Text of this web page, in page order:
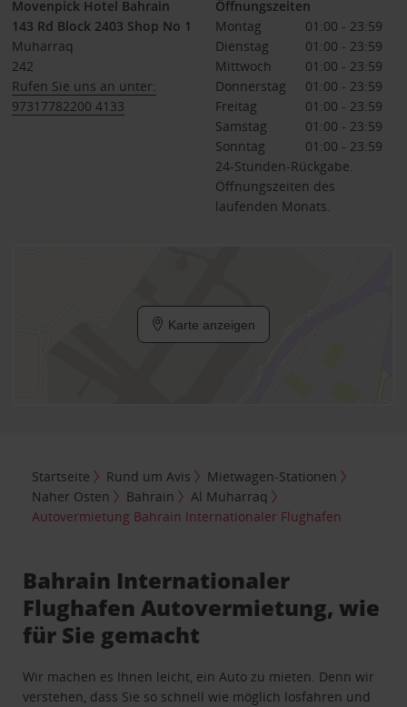
Movenpick Hotel Bahrain
143 Rd Block 2403 Shop No 1
Muharraq
242
Rufen Sie uns an unter:
97317782200 4133
Öffnungszeiten
Montag
01:00 - 23:59
Dienstag
01:00 - 23:59
Mittwoch
01:00 - 23:59
Donnerstag
01:00 - 23:59
Freitag
01:00 - 23:59
Samstag
01:00 - 23:59
Sonntag
01:00 - 23:59
24-Stunden-Rückgabe.
Öffnungszeiten des
laufenden Monats.
Karte anzeigen
Startseite Rund um Avis
Mietwagen-Stationen
Naher Osten
Bahrain
Al Muharraq
Autovermietung Bahrain Internationaler Flughafen
Bahrain Internationaler
Flughafen Autovermietung, wie
für Sie gemacht
Wir machen es Ihnen leicht, ein Auto zu mieten. Denn wir
verstehen, dass Sie so schnell wie möglich losfahren und